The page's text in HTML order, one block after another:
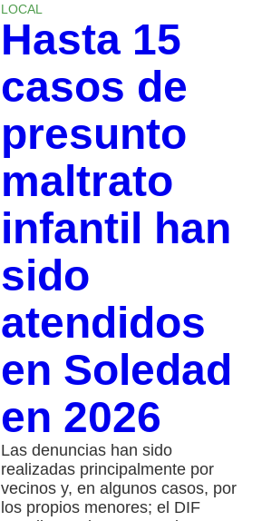
LOCAL
Hasta 15
casos de
presunto
maltrato
infantil han
sido
atendidos
en Soledad
en 2026
Las denuncias han sido
realizadas principalmente por
vecinos y, en algunos casos, por
los propios menores; el DIF